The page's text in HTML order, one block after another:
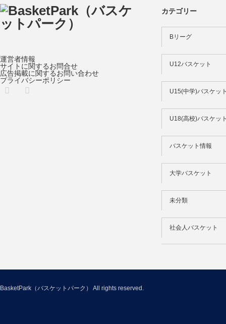
カテゴリー
Bリーグ
U12バスケット
U15(中学)バスケッ
U18(高校)バスケッ
バスケット情報
大学バスケット
未分類
社会人バスケット
運営者情報
サイトに関するお問合せ
広告掲載に関するお問い合わせ
プライバシーポリシー
Twitter
BasketPark（バスケットパーク） All rights reserved.